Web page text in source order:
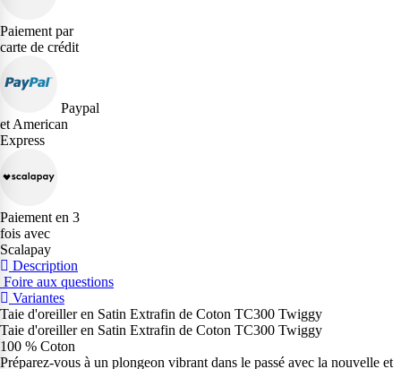
Paiement par
carte de crédit
Paypal
et American
Express
Paiement en 3
fois avec
Scalapay
Description
Foire aux questions
Variantes
Taie d'oreiller en Satin Extrafin de Coton TC300 Twiggy
Taie d'oreiller en Satin Extrafin de Coton TC300 Twiggy
100 % Coton
Préparez-vous à un plongeon vibrant dans le passé avec la nouvelle et